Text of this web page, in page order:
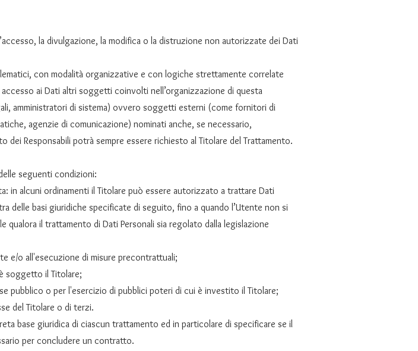
la divulgazione, la modifica o la distruzione non autorizzate dei Dati
con modalità organizzative e con logiche strettamente correlate
ai Dati altri soggetti coinvolti nell’organizzazione di questa
amministratori di sistema) ovvero soggetti esterni (come fornitori di
agenzie di comunicazione) nominati anche, se necessario,
dei Responsabili potrà sempre essere richiesto al Titolare del Trattamento.
seguenti condizioni:
in alcuni ordinamenti il Titolare può essere autorizzato a trattare Dati
delle basi giuridiche specificate di seguito, fino a quando l’Utente non si
il trattamento di Dati Personali sia regolato dalla legislazione
e/o all'esecuzione di misure precontrattuali;
soggetto il Titolare;
pubblico o per l'esercizio di pubblici poteri di cui è investito il Titolare;
del Titolare o di terzi.
base giuridica di ciascun trattamento ed in particolare di specificare se il
per concludere un contratto.